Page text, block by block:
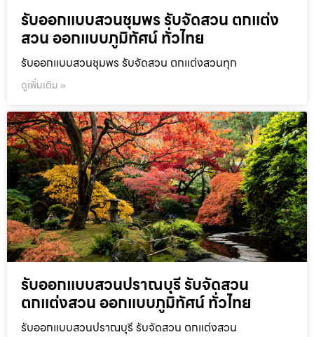
รับออกแบบสวนชุมพร รับจัดสวน ตกแต่ง
สวน ออกแบบภูมิทัศน์ ทั่วไทย
รับออกแบบสวนชุมพร รับจัดสวน ตกแต่งสวนทุก
ดูเพิ่มเติม »
รับออกแบบสวนปราณบุรี รับจัดสวน
ตกแต่งสวน ออกแบบภูมิทัศน์ ทั่วไทย
รับออกแบบสวนปราณบุรี รับจัดสวน ตกแต่งสวน